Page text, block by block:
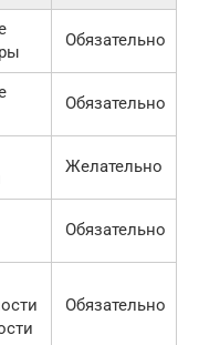
Обязательно
Обязательно
Желательно
Обязательно
Обязательно